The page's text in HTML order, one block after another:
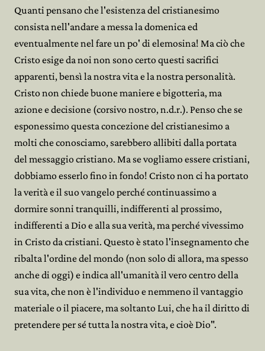
Quanti pensano che l'esistenza del cristianesimo
consista nell'andare a messa la domenica ed
eventualmente nel fare un po' di elemosina! Ma ciò che
Cristo esige da noi non sono certo questi sacrifici
apparenti, bensì la nostra vita e la nostra personalità.
Cristo non chiede buone maniere e bigotteria, ma
azione e decisione (corsivo nostro, n.d.r.). Penso che se
esponessimo questa concezione del cristianesimo a
molti che conosciamo, sarebbero allibiti dalla portata
del messaggio cristiano. Ma se vogliamo essere cristiani,
dobbiamo esserlo fino in fondo! Cristo non ci ha portato
la verità e il suo vangelo perché continuassimo a
dormire sonni tranquilli, indifferenti al prossimo,
indifferenti a Dio e alla sua verità, ma perché vivessimo
in Cristo da cristiani. Questo è stato l'insegnamento che
ribalta l'ordine del mondo (non solo di allora, ma spesso
anche di oggi) e indica all'umanità il vero centro della
sua vita, che non è l'individuo e nemmeno il vantaggio
materiale o il piacere, ma soltanto Lui, che ha il diritto di
pretendere per sé tutta la nostra vita, e cioè Dio".